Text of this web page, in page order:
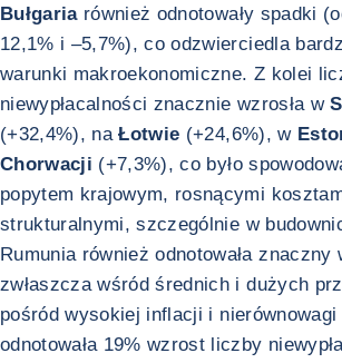
Bułgariarównież odnotowały spadki
12,1% i –5,7%), co odzwierciedla
warunki makroekonomiczne. Z kolei
niewypłacalności znacznie wzrosła w
(+32,4%), naŁotwie (+24,6%), w
Chorwacji (+7,3%), co było
popytem krajowym, rosnącymi
strukturalnymi, szczególnie w
Rumunia również odnotowała znaczny
zwłaszcza wśród średnich i dużych
pośród wysokiej inflacji i
odnotowała 19% wzrost liczby